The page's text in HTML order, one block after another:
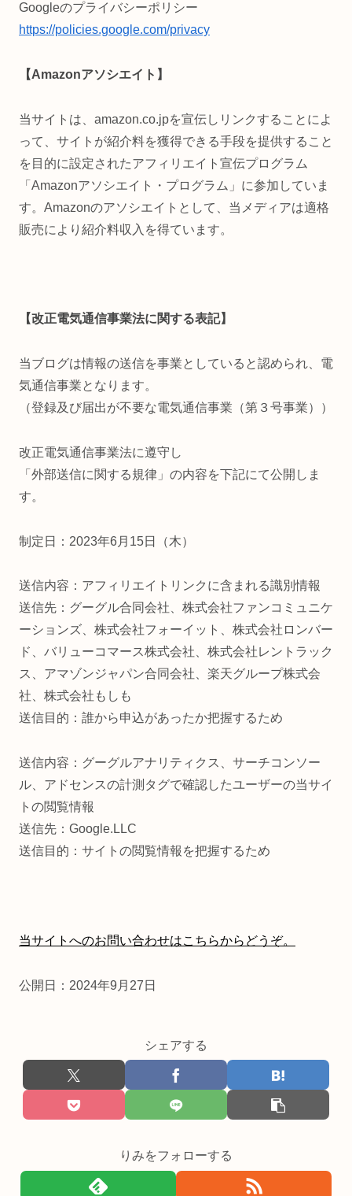
Googleのプライバシーポリシー
https://policies.google.com/privacy
【Amazonアソシエイト】
当サイトは、amazon.co.jpを宣伝しリンクすることによ
って、サイトが紹介料を獲得できる手段を提供すること
を目的に設定されたアフィリエイト宣伝プログラム
「Amazonアソシエイト・プログラム」に参加していま
す。Amazonのアソシエイトとして、当メディアは適格
販売により紹介料収入を得ています。
【改正電気通信事業法に関する表記】
当ブログは情報の送信を事業としていると認められ、電
気通信事業となります。
（登録及び届出が不要な電気通信事業（第３号事業））
改正電気通信事業法に遵守し
「外部送信に関する規律」の内容を下記にて公開しま
す。
制定日：2023年6月15日（木）
送信内容：アフィリエイトリンクに含まれる識別情報
送信先：グーグル合同会社、株式会社ファンコミュニケ
ーションズ、株式会社フォーイット、株式会社ロンバー
ド、バリューコマース株式会社、株式会社レントラック
ス、アマゾンジャパン合同会社、楽天グループ株式会
社、株式会社もしも
送信目的：誰から申込があったか把握するため
送信内容：グーグルアナリティクス、サーチコンソー
ル、アドセンスの計測タグで確認したユーザーの当サイ
トの閲覧情報
送信先：Google.LLC
送信目的：サイトの閲覧情報を把握するため
当サイトへのお問い合わせはこちらからどうぞ。
公開日：2024年9月27日
シェアする
りみをフォローする